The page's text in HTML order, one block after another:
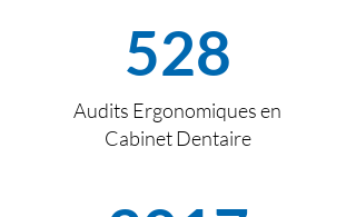
528
Audits Ergonomiques en
Cabinet Dentaire